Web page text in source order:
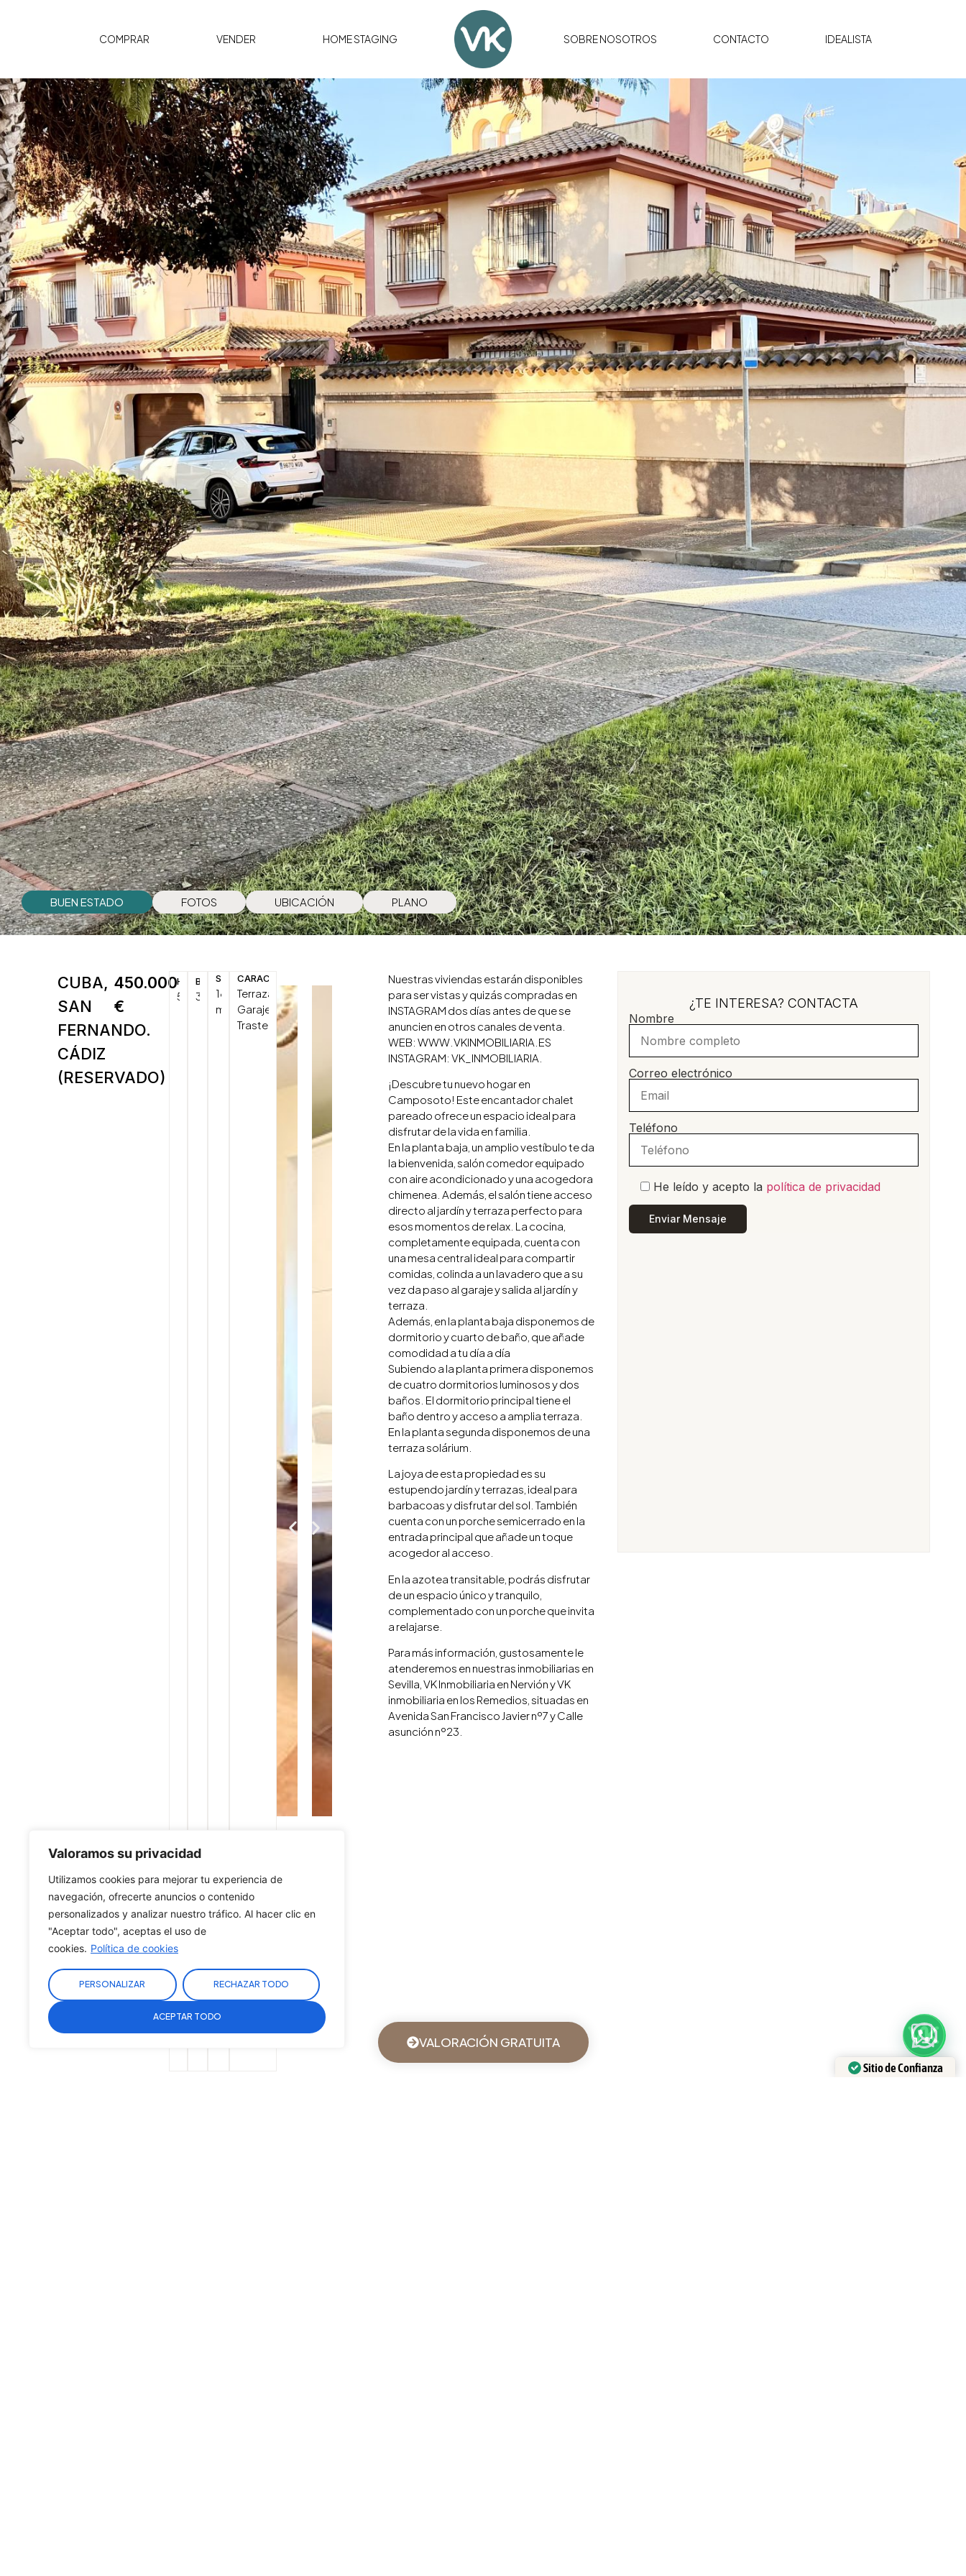
Valoramos su privacidad
Utilizamos cookies para mejorar tu experiencia de
navegación, ofrecerte anuncios o contenido
personalizados y analizar nuestro tráfico. Al hacer clic en
"Aceptar todo", aceptas el uso de
cookies. Política de cookies
PERSONALIZAR RECHAZAR TODO
ACEPTAR TODO
COMPRAR VENDER HOME STAGING SOBRE NOSOTROS CONTACTO IDEALISTA
BUEN ESTADO FOTOS UBICACIÓN PLANO
CUBA,
SAN
FERNANDO.
CÁDIZ
(RESERVADO)
450.000
€
HAB.
5
BAÑOS
3
SUP.
180
m
CARACTERÍSTICAS
Terraza/Balcón,
Garaje,
Trastero
Nuestras viviendas estarán disponibles
para ser vistas y quizás compradas en
INSTAGRAM dos días antes de que se
anuncien en otros canales de venta.
WEB: WWW.VKINMOBILIARIA.ES
INSTAGRAM: VK_INMOBILIARIA.
¡Descubre tu nuevo hogar en
Camposoto! Este encantador chalet
pareado ofrece un espacio ideal para
disfrutar de la vida en familia.
En la planta baja, un amplio vestíbulo te da
la bienvenida, salón comedor equipado
con aire acondicionado y una acogedora
chimenea. Además, el salón tiene acceso
directo al jardín y terraza perfecto para
esos momentos de relax. La cocina,
completamente equipada, cuenta con
una mesa central ideal para compartir
comidas, colinda a un lavadero que a su
vez da paso al garaje y salida al jardín y
terraza.
Además, en la planta baja disponemos de
dormitorio y cuarto de baño, que añade
comodidad a tu día a día
Subiendo a la planta primera disponemos
de cuatro dormitorios luminosos y dos
baños. El dormitorio principal tiene el
baño dentro y acceso a amplia terraza.
En la planta segunda disponemos de una
terraza solárium.
La joya de esta propiedad es su
estupendo jardín y terrazas, ideal para
barbacoas y disfrutar del sol. También
cuenta con un porche semicerrado en la
entrada principal que añade un toque
acogedor al acceso.
En la azotea transitable, podrás disfrutar
de un espacio único y tranquilo,
complementado con un porche que invita
a relajarse.
Para más información, gustosamente le
atenderemos en nuestras inmobiliarias en
Sevilla, VK Inmobiliaria en Nervión y VK
inmobiliaria en los Remedios, situadas en
Avenida San Francisco Javier nº7 y Calle
asunción nº23.
¿TE INTERESA? CONTACTA
Nombre
Correo electrónico
Teléfono
He leído y acepto la política de privacidad
VALORACIÓN GRATUITA
Sitio de Confianza